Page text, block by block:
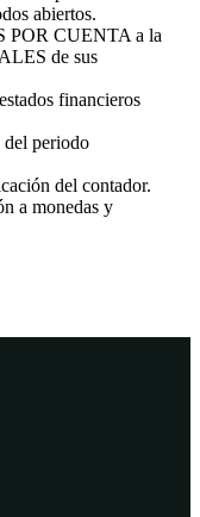
abiertos.
POR CUENTA a la
de sus
financieros
del periodo
del contador.
a monedas y